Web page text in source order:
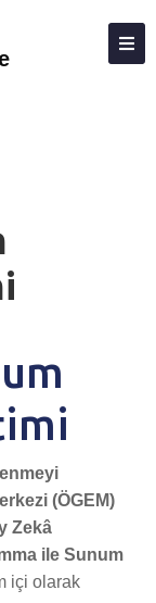
(ÖGEM)
Zekâ
ile Sunum
içi olarak